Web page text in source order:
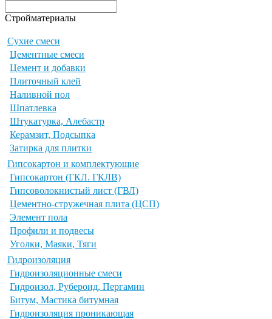
Стройматериалы
Сухие смеси
Цементные смеси
Цемент и добавки
Плиточный клей
Наливной пол
Шпатлевка
Штукатурка, Алебастр
Керамзит, Подсыпка
Затирка для плитки
Гипсокартон и комплектующие
Гипсокартон (ГКЛ. ГКЛВ)
Гипсоволокнистый лист (ГВЛ)
Цементно-стружечная плита (ЦСП)
Элемент пола
Профили и подвесы
Уголки, Маяки, Тяги
Гидроизоляция
Гидроизоляционные смеси
Гидроизол, Рубероид, Пергамин
Битум, Мастика битумная
Гидроизоляция проникающая